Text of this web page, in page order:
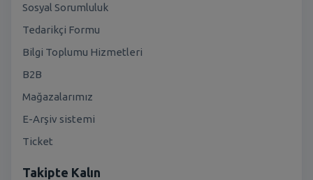
Sosyal Sorumluluk
Tedarikçi Formu
Bilgi Toplumu Hizmetleri
B2B
Mağazalarımız
E-Arşiv sistemi
Ticket
Takipte Kalın